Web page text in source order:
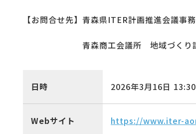
【お問合せ先】青森県ITER計画推進会議事
青森商工会議所 地域づくり
日時 2026年3月16日
Webサイト https://www.iter-